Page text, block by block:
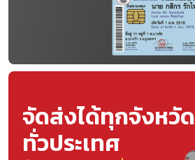
จัดส่งได้ทุกจังหวัด
ทั่วประเทศ